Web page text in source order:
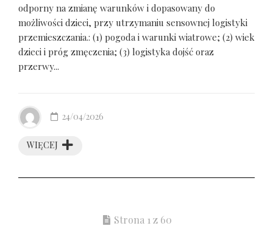
odporny na zmianę warunków i dopasowany do
możliwości dzieci, przy utrzymaniu sensownej logistyki
przemieszczania.: (1) pogoda i warunki wiatrowe; (2) wiek
dzieci i próg zmęczenia; (3) logistyka dojść oraz
przerwy...
WIĘCEJ
24/04/2026
Strona 1 z 60